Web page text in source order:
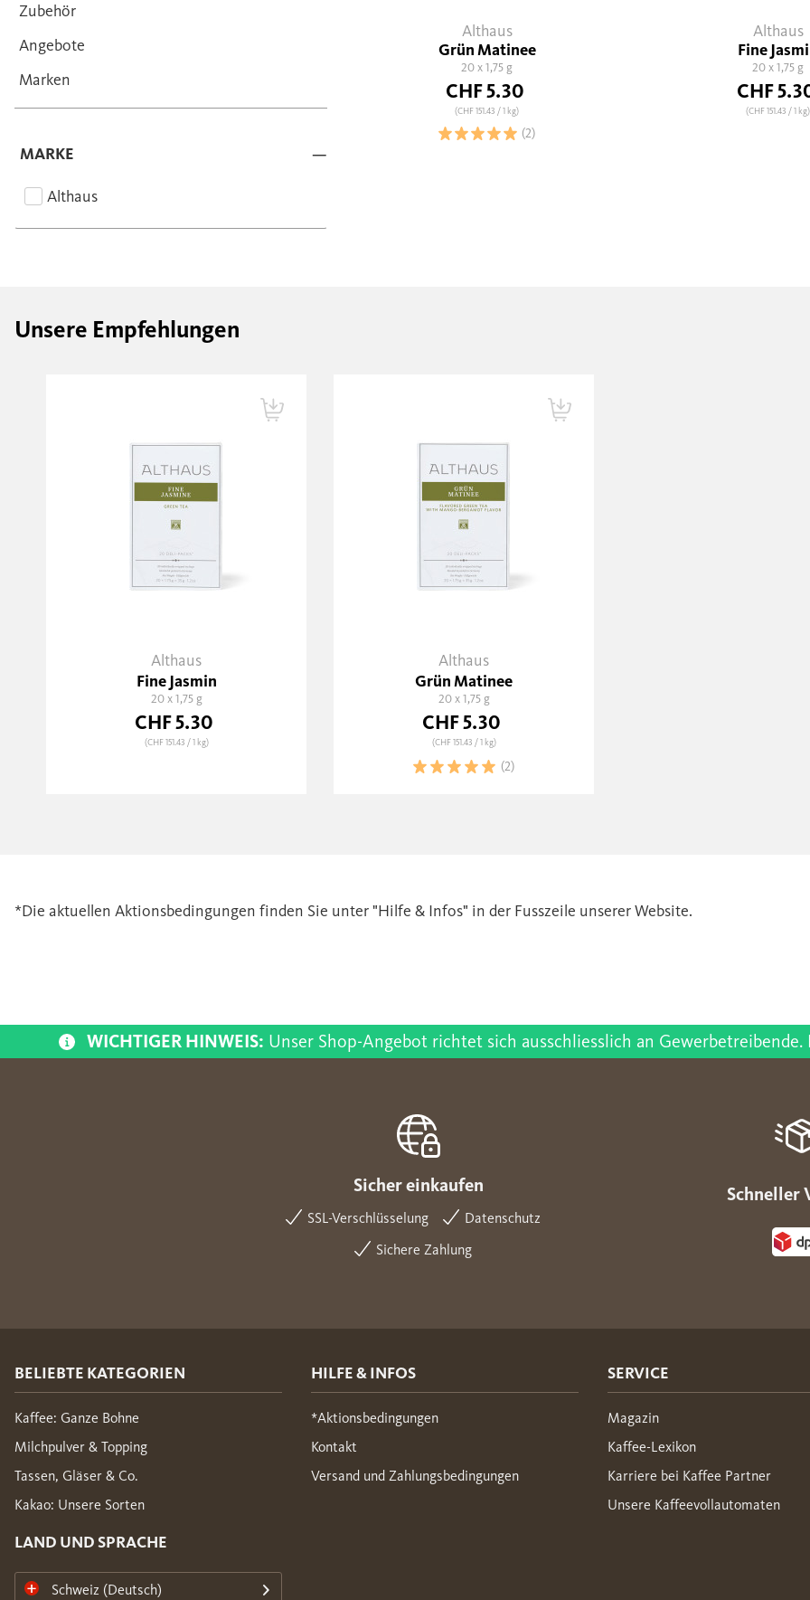
Zubehör
Angebote
Marken
MARKE
Althaus
Althaus
Grün Matinee
20 x 1,75 g
CHF 5.30
(CHF 151.43/ 1 kg)
(2)
Althaus
Fine
20 x 1,75 g
CHF
(CHF 151.43/ 1 kg)
Unsere Empfehlungen
Althaus
Fine Jasmin
20 x 1,75 g
CHF 5.30
(CHF 151.43 / 1 kg)
Althaus
Grün Matinee
20 x 1,75 g
CHF 5.30
(CHF 151.43 / 1 kg)
(2)
*Die aktuellen Aktionsbedingungen finden Sie unter "Hilfe & Infos" in der Fusszeile unserer Website.
WICHTIGER HINWEIS: Unser Shop-Angebot richtet sich ausschliesslich an
Sicher einkaufen
SSL-Verschlüsselung
Datenschutz
Sichere Zahlung
Schneller
BELIEBTE KATEGORIEN
Kaffee: Ganze Bohne
Milchpulver & Topping
Tassen, Gläser & Co.
Kakao: Unsere Sorten
LAND UND SPRACHE
Schweiz (Deutsch)
HILFE & INFOS
*Aktionsbedingungen
Kontakt
Versand und Zahlungsbedingungen
SERVICE
Magazin
Kaffee-Lexikon
Karriere bei Kaffee Partner
Unsere Kaffeevollautomaten